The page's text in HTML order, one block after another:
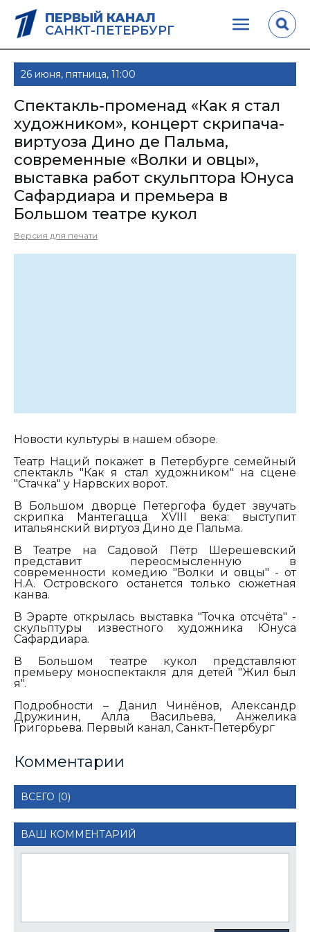
ПЕРВЫЙ КАНАЛ
САНКТ-ПЕТЕРБУРГ
26 июня, пятница, 11:00
Спектакль-променад «Как я стал
художником», концерт скрипача-
виртуоза Дино де Пальма,
современные «Волки и овцы»,
выставка работ скульптора Юнуса
Сафардиара и премьера в
Большом театре кукол
Версия для печати
Новости культуры в нашем обзоре.
Театр Наций покажет в Петербурге семейный
спектакль "Как я стал художником" на сцене
"Стачка" у Нарвских ворот.
В Большом дворце Петергофа будет звучать
скрипка Мантегацца XVIII века: выступит
итальянский виртуоз Дино де Пальма.
В Театре на Садовой Пётр Шерешевский
представит переосмысленную в
современности комедию "Волки и овцы" - от
Н.А. Островского останется только сюжетная
канва.
В Эрарте открылась выставка "Точка отсчёта" -
скульптуры известного художника Юнуса
Сафардиара.
В Большом театре кукол представляют
премьеру моноспектакля для детей "Жил был
я".
Подробности – Данил Чинёнов, Александр
Дружинин, Алла Васильева, Анжелика
Григорьева. Первый канал, Санкт-Петербург
Комментарии
ВСЕГО (0)
ВАШ КОММЕНТАРИЙ